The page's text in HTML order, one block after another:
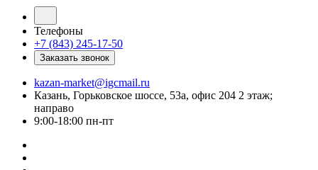
Телефоны
+7 (843) 245-17-50
Заказать звонок
kazan-market@igcmail.ru
Казань, ​Горьковское шоссе, 53а, офис 204 2 этаж;
направо
9:00-18:00 пн-пт